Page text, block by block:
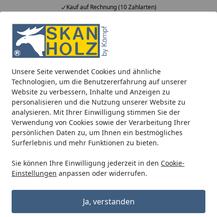
Unsere Seite verwendet Cookies und ähnliche
Technologien, um die Benutzererfahrung auf unserer
Website zu verbessern, Inhalte und Anzeigen zu
personalisieren und die Nutzung unserer Website zu
analysieren. Mit Ihrer Einwilligung stimmen Sie der
Verwendung von Cookies sowie der Verarbeitung Ihrer
persönlichen Daten zu, um Ihnen ein bestmögliches
Surferlebnis und mehr Funktionen zu bieten.
Sie können Ihre Einwilligung jederzeit in den Cookie-
Einstellungen anpassen oder widerrufen.
Ja, verstanden
Kauf auf Rechnung (10 Zahlarten)
Alle Produkte
Mein Konto
Suchen
Startseite
Terrassenüberdachungen zum Wandanbau
Skan Holz Aluminium
Terrassenüberdachung Monza
Breite 434 cm mit Echtglas-Dach